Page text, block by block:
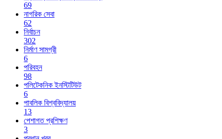
69
নাগরিক সেবা
62
নির্বাচন
302
নির্মাণ সামগ্রী
6
পরিবহন
98
পলিটেকনিক ইনস্টিটিউট
6
পাবলিক বিশ্ববিদ্যালয়
13
পেশাগত প্রশিক্ষণ
3